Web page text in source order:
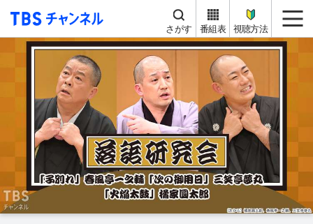
TBS チャンネル
さがす 番組表 視聴方法